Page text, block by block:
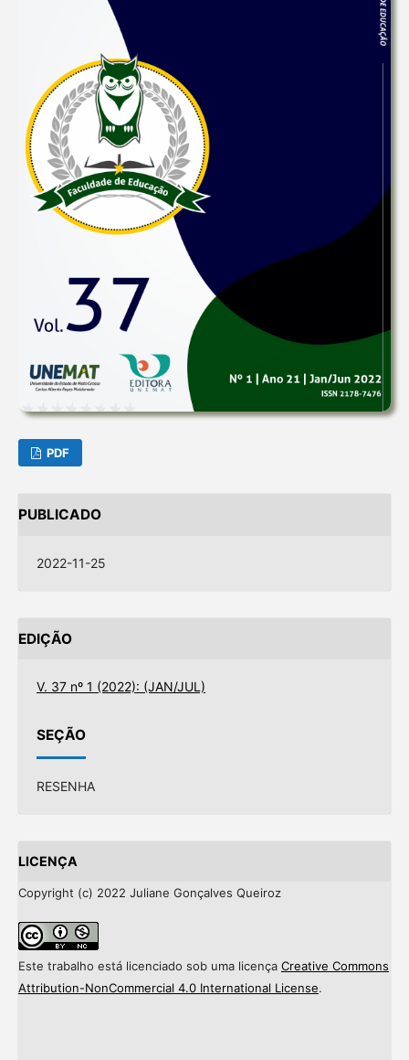
PDF
PUBLICADO
2022-11-25
EDIÇÃO
V. 37 nº 1 (2022): (JAN/JUL)
SEÇÃO
RESENHA
LICENÇA
Copyright (c) 2022 Juliane Gonçalves Queiroz
Este trabalho está licenciado sob uma licença Creative Commons
Attribution-NonCommercial 4.0 International License.